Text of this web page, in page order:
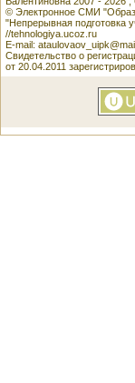
© Электронное СМИ
"Непрерывная подготовка
//tehnologiya.ucoz.ru
E-mail:
Свидетельство о
от 20.04.2011